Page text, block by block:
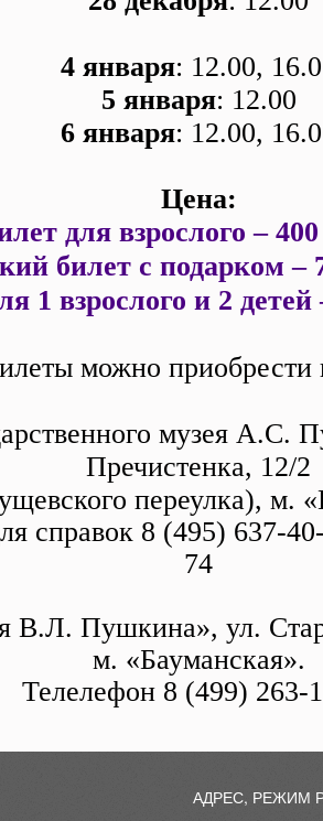
4 января: 12.00,
5 января: 12.00
6 января: 12.00,
Цена:
для взрослого –
билет с подарком –
1 взрослого и 2 детей
можно приобрести
музея А.С.
Пречистенка, 12/2
переулка), м. «
справок 8 (495) 637-
74
В.Л. Пушкина», ул.
м. «Бауманская».
Телелефон 8 (499) 263-
АДРЕС, РЕЖИМ